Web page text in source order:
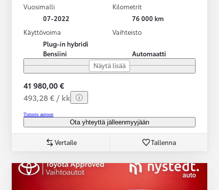
Vuosimalli
07-2022
Kilometrit
76 000 km
Käyttövoima
Plug-in hybridi
Bensiini
Vaihteisto
Automaatti
Näytä lisää
41 980,00 €
493,28 € / kk
Tutustu autoon
Ota yhteyttä jälleenmyyjään
Vertaile Tallenna